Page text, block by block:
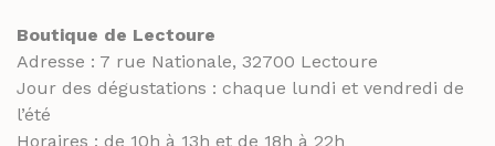
Boutique de Lectoure
Adresse : 7 rue Nationale, 32700 Lectoure
Jour des dégustations : chaque lundi et vendredi de
l’été
Horaires : de 10h à 13h et de 18h à 22h